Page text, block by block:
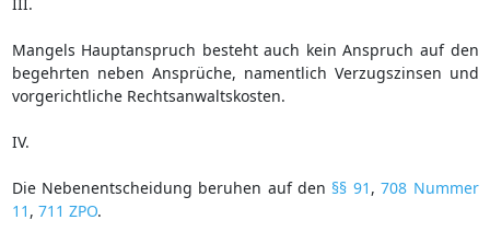
Mangels Hauptanspruch besteht auch kein Anspruch auf den
begehrten neben Ansprüche, namentlich Verzugszinsen und
vorgerichtliche Rechtsanwaltskosten.
IV.
Die Nebenentscheidung beruhen auf den §§ 91 ,708 Nummer
11 , 711 ZPO.